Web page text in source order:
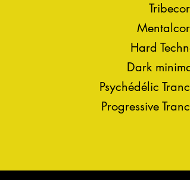
Hard
Dark
Psychédélic
Progressive